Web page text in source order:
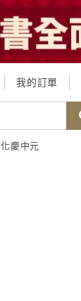
我的訂單
慶中元